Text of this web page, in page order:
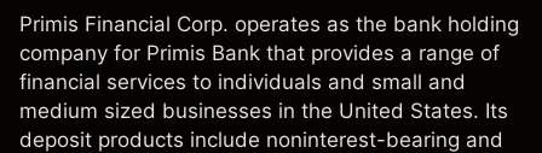
Primis Financial Corp. operates as the bank holding
company for Primis Bank that provides a range of
financial services to individuals and small and
medium sized businesses in the United States. Its
deposit products include noninterest-bearing and